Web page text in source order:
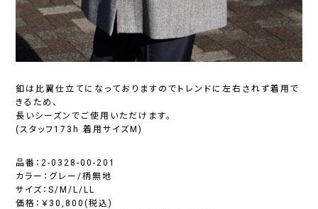
釦は比翼仕立てになっておりますのでトレンドに左右されず着用で
きるため、
長いシーズンでご使用いただけます。
(スタッフ173h 着用サイズM)
品番：2-0328-00-201
カラー：グレー/柄無地
サイズ：S/M/L/LL
価格：￥30,800(税込)